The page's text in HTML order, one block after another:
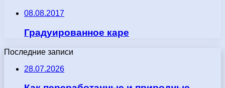
08.08.2017
Градуированное каре
Последние записи
28.07.2026